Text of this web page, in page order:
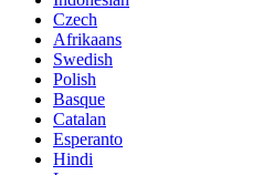
Czech
Afrikaans
Swedish
Polish
Basque
Catalan
Esperanto
Hindi